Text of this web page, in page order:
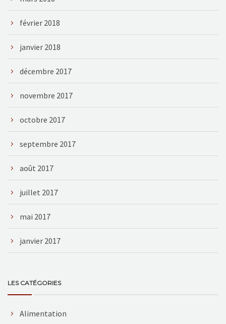
février 2018
janvier 2018
décembre 2017
novembre 2017
octobre 2017
septembre 2017
août 2017
juillet 2017
mai 2017
janvier 2017
LES CATÉGORIES
Alimentation